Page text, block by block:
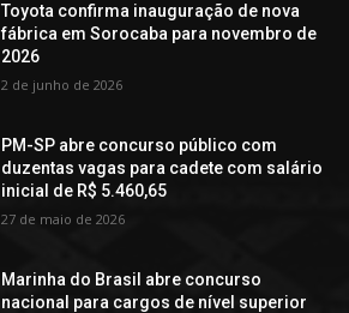
Toyota confirma inauguração de nova
fábrica em Sorocaba para novembro de
2026
2 de junho de 2026
PM-SP abre concurso público com
duzentas vagas para cadete com salário
inicial de R$ 5.460,65
27 de maio de 2026
Marinha do Brasil abre concurso
nacional para cargos de nível superior